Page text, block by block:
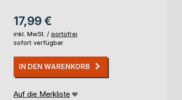
17,99 €
inkl. MwSt. / portofrei
sofort verfügbar
IN DEN WARENKORB
Auf die Merkliste